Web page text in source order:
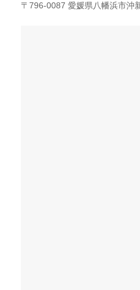
〒796-0087 愛媛県八幡浜市沖